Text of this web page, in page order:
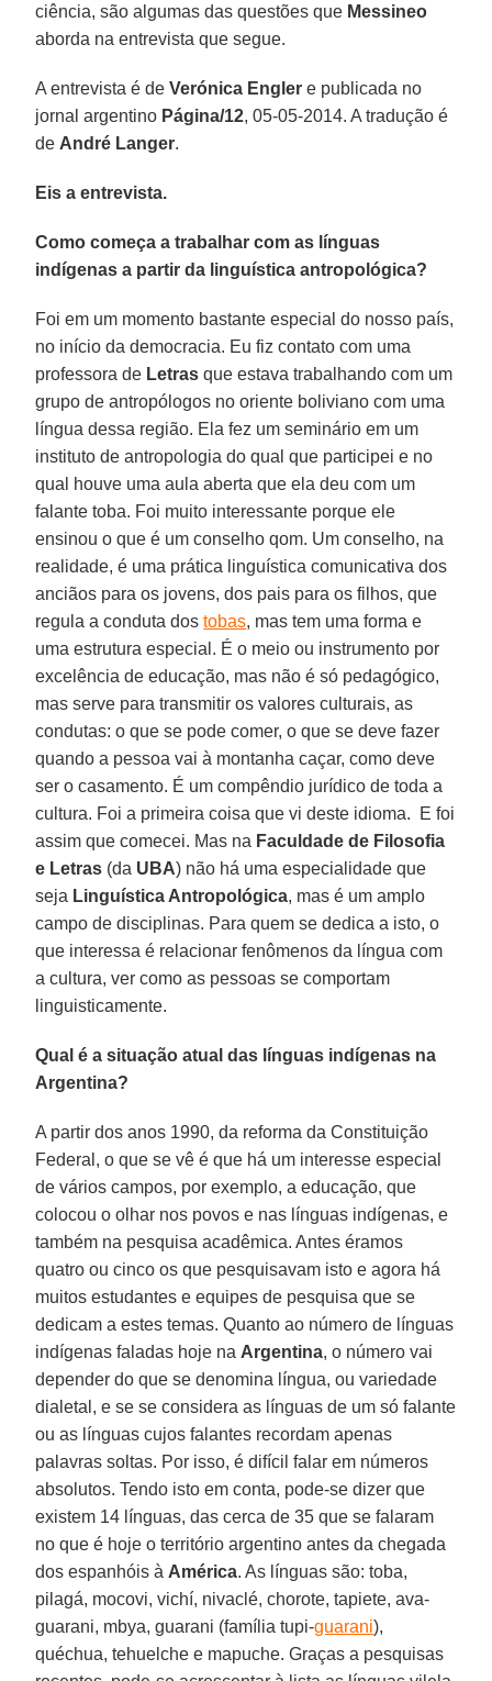
ciência, são algumas das questões que Messineo
aborda na entrevista que segue.
A entrevista é deVerónica Engler e publicada no
jornal argentino Página/12, 05-05-2014. A tradução é
de André Langer.
Eis a entrevista.
Como começa a trabalhar com as línguas
indígenas a partir da linguística antropológica?
Foi em um momento bastante especial do nosso país,
no início da democracia. Eu fiz contato com uma
professora de Letras que estava trabalhando com um
grupo de antropólogos no oriente boliviano com uma
língua dessa região. Ela fez um seminário em um
instituto de antropologia do qual que participei e no
qual houve uma aula aberta que ela deu com um
falante toba. Foi muito interessante porque ele
ensinou o que é um conselho qom. Um conselho, na
realidade, é uma prática linguística comunicativa dos
anciãos para os jovens, dos pais para os filhos, que
regula a conduta dostobas, mas tem uma forma e
uma estrutura especial. É o meio ou instrumento por
excelência de educação, mas não é só pedagógico,
mas serve para transmitir os valores culturais, as
condutas: o que se pode comer, o que se deve fazer
quando a pessoa vai à montanha caçar, como deve
ser o casamento. É um compêndio jurídico de toda a
cultura. Foi a primeira coisa que vi deste idioma. E foi
assim que comecei. Mas na Faculdade de Filosofia
e Letras (da UBA) não há uma especialidade que
seja Linguística Antropológica, mas é um amplo
campo de disciplinas. Para quem se dedica a isto, o
que interessa é relacionar fenômenos da língua com
a cultura, ver como as pessoas se comportam
linguisticamente.
Qual é a situação atual das línguas indígenas na
Argentina?
A partir dos anos 1990, da reforma da Constituição
Federal, o que se vê é que há um interesse especial
de vários campos, por exemplo, a educação, que
colocou o olhar nos povos e nas línguas indígenas, e
também na pesquisa acadêmica. Antes éramos
quatro ou cinco os que pesquisavam isto e agora há
muitos estudantes e equipes de pesquisa que se
dedicam a estes temas. Quanto ao número de línguas
indígenas faladas hoje na Argentina, o número vai
depender do que se denomina língua, ou variedade
dialetal, e se se considera as línguas de um só falante
ou as línguas cujos falantes recordam apenas
palavras soltas. Por isso, é difícil falar em números
absolutos. Tendo isto em conta, pode-se dizer que
existem 14 línguas, das cerca de 35 que se falaram
no que é hoje o território argentino antes da chegada
dos espanhóis à América. As línguas são: toba,
pilagá, mocovi, vichí, nivaclé, chorote, tapiete, ava-
guarani, mbya, guarani (família tupi-guarani),
quéchua, tehuelche e mapuche. Graças a pesquisas